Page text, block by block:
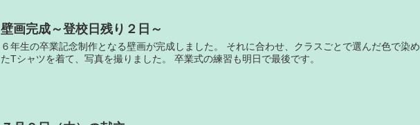
壁画完成～登校日残り２日～
６年生の卒業記念制作となる壁画が完成しました。 それに合わせ、クラスごとで選んだ色で染め
たTシャツを着て、写真を撮りました。 卒業式の練習も明日で最後です。